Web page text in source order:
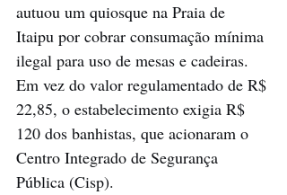
autuou um quiosque na Praia de
Itaipu por cobrar consumação mínima
ilegal para uso de mesas e cadeiras.
Em vez do valor regulamentado de R$
22,85, o estabelecimento exigia R$
120 dos banhistas, que acionaram o
Centro Integrado de Segurança
Pública (Cisp).